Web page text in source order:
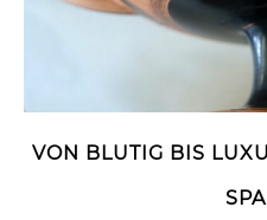
VON BLUTIG BIS